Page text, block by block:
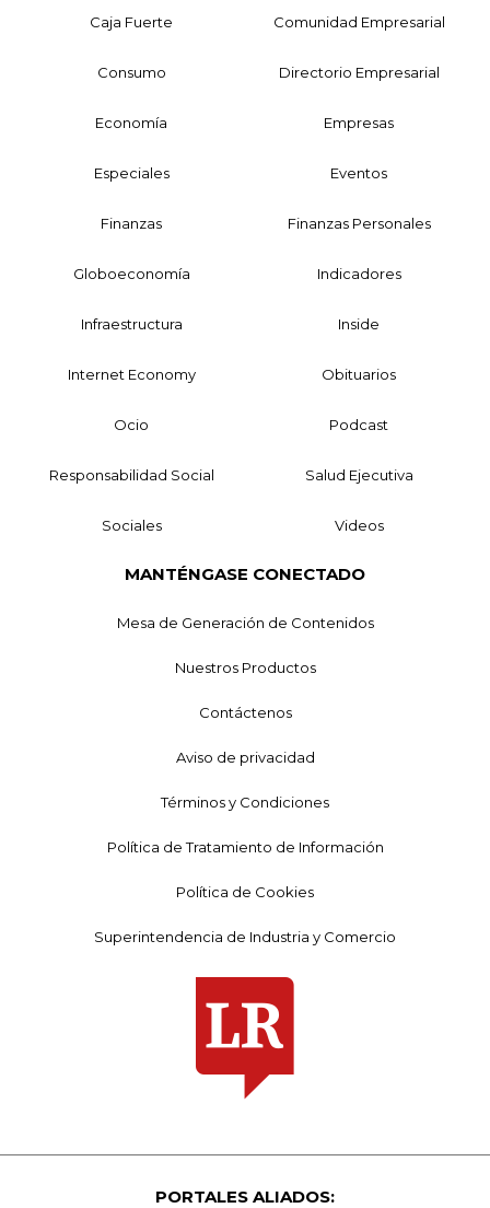
Caja Fuerte Comunidad Empresarial
Consumo Directorio Empresarial
Economía Empresas
Especiales Eventos
Finanzas Finanzas Personales
Globoeconomía Indicadores
Infraestructura Inside
Internet Economy Obituarios
Ocio Podcast
Responsabilidad Social Salud Ejecutiva
Sociales Videos
MANTÉNGASE CONECTADO
Mesa de Generación de Contenidos
Nuestros Productos
Contáctenos
Aviso de privacidad
Términos y Condiciones
Política de Tratamiento de Información
Política de Cookies
Superintendencia de Industria y Comercio
PORTALES ALIADOS: